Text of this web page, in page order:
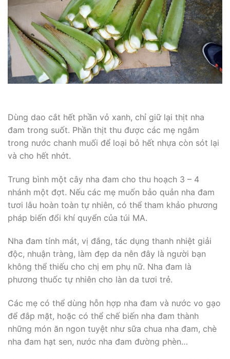
Dùng dao cắt hết phần vỏ xanh, chỉ giữ lại thịt nha
đam trong suốt. Phần thịt thu được các mẹ ngâm
trong nước chanh muối để loại bỏ hết nhựa còn sót lại
và cho hết nhớt.
Trung bình một cây nha đam cho thu hoạch 3 – 4
nhánh một đợt. Nếu các mẹ muốn bảo quản nha đam
tươi lâu hoàn toàn tự nhiên, có thể tham khảo phương
pháp biến đổi khí quyển của túi MA.
Nha đam tính mát, vị đắng, tác dụng thanh nhiệt giải
độc, nhuận tràng, làm đẹp da nên đây là người bạn
không thể thiếu cho chị em phụ nữ. Nha đam là
phương thuốc tự nhiên cho làn da tươi trẻ.
Các mẹ có thể dùng hỗn hợp nha đam và nước vo gạo
để đắp mặt, hoặc có thể chế biến nha đam thành
những món ăn ngon tuyệt như sữa chua nha đam, chè
nha đam hạt sen, nước nha đam đường phèn…